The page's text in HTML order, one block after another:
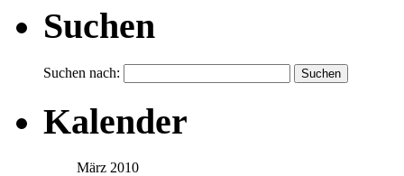
Suchen
Suchen nach:
Kalender
März 2010